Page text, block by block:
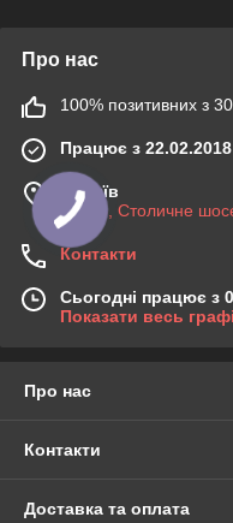
Про нас
100% позитивних з
Працює з 22.02.2018
м. Київ
03045, Столичне
Контакти
Сьогодні працює з
Показати весь
Про нас
Контакти
Доставка та оплата